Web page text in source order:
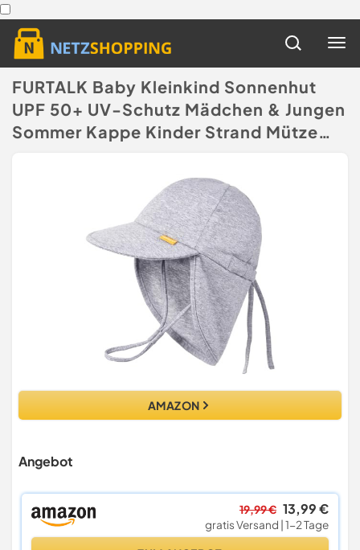
FURTALK Baby Kleinkind Sonnenhut
UPF 50+ UV-Schutz Mädchen & Jungen
Sommer Kappe Kinder Strand Mütze
(Disclaimer)
AMAZON
Angebot
19,99 € 13,99 €
gratis Versand | 1-2 Tage